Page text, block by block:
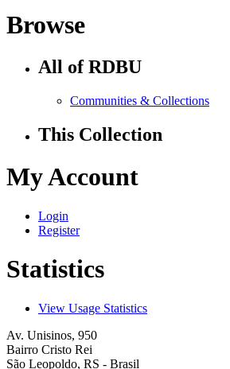
Browse
All of RDBU
Communities & Collections
This Collection
My Account
Login
Register
Statistics
View Usage Statistics
Av. Unisinos, 950
Bairro Cristo Rei
São Leopoldo, RS - Brasil